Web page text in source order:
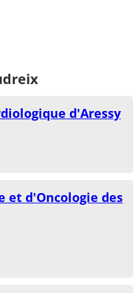
d'Aressy
et d'Oncologie des